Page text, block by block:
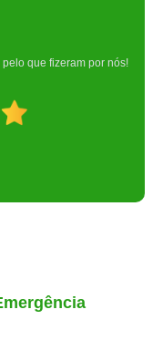
que fizeram por nós!